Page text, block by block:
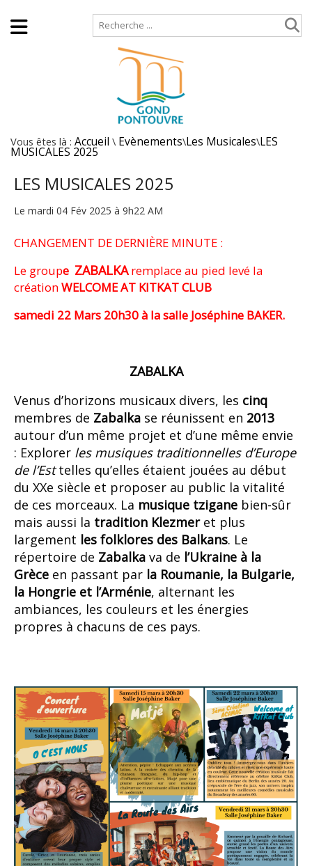
Vous êtes là : Accueil \ Evènements\Les Musicales\LES
MUSICALES 2025
LES MUSICALES 2025
Le mardi 04 Fév 2025 à 9h22 AM
CHANGEMENT DE DERNIÈRE MINUTE :
Le groupe ZABALKAremplace au pied levé la
créationWELCOME AT KITKAT CLUB
samedi 22 Mars 20h30 à la salle Joséphine BAKER.
ZABALKA
Venus d’horizons musicaux divers, les cinq
membres de Zabalka se réunissent en 2013
autour d’un même projet et d’une même envie
: Explorer les musiques traditionnelles d’Europe
de l’Esttelles qu’elles étaient jouées au début
du XXe siècle et proposer au public la vitalité
de ces morceaux. La musique tzigane bien-sûr
mais aussi la tradition Klezmeret plus
largement les folklores des Balkans. Le
répertoire de Zabalka va de l’Ukraine à la
Grèce en passant par la Roumanie, la Bulgarie,
la Hongrie et l’Arménie, alternant les
ambiances, les couleurs et les énergies
propres à chacuns de ces pays.